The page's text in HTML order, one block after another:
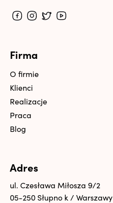
Adres
ul. Czesława Miłosza 9/2
05-250 Słupno k / Warszawy
Firma
O firmie
Klienci
Realizacje
Praca
Blog